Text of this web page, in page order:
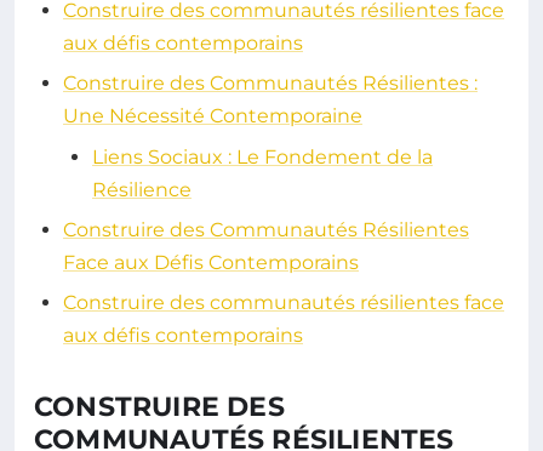
Construire des communautés résilientes face
aux défis contemporains
Construire des Communautés Résilientes :
Une Nécessité Contemporaine
Liens Sociaux : Le Fondement de la
Résilience
Construire des Communautés Résilientes
Face aux Défis Contemporains
Construire des communautés résilientes face
aux défis contemporains
CONSTRUIRE DES
COMMUNAUTÉS RÉSILIENTES